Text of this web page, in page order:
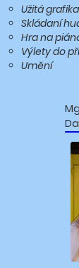
Užitá
Skládaní
Hra na
Výlety do
Umění